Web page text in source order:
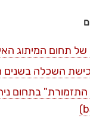
של תחום המיתוג
השכלה בשנים
בתחום